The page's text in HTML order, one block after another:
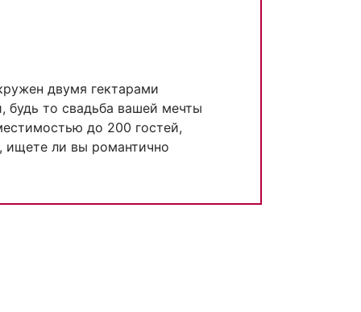
двумя гектарами
будь то свадьба вашей мечты
до 200 гостей,
ищете ли вы романтично